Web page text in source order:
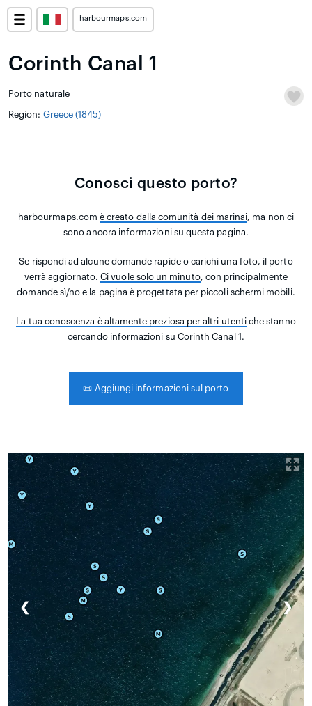
harbourmaps.com
Corinth Canal 1
Porto naturale
Region: Greece (1845)
Conosci questo porto?
harbourmaps.comè creato dalla comunità dei marinai, ma non ci
sono ancora informazioni su questa pagina.
Se rispondi ad alcune domande rapide o carichi una foto, il porto
verrà aggiornato.Ci vuole solo un minuto, con principalmente
domande sì/no e la pagina è progettata per piccoli schermi mobili.
La tua conoscenza è altamente preziosa per altri utentiche stanno
cercando informazioni su Corinth Canal 1.
📜 Aggiungi informazioni sul porto
❮ ❯